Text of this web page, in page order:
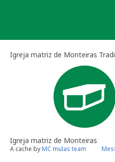
Igreja matriz de Monteiras
Igreja matriz de Monteiras
A cache byMC mulas team